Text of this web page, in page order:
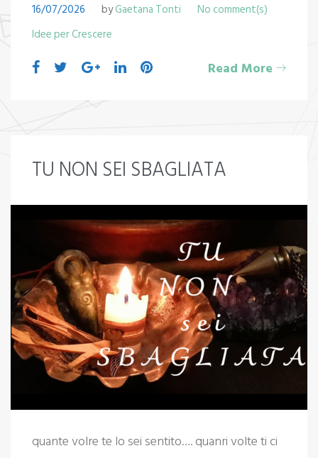
16/07/2026 byGaetana Tonti
No comment(s)
Idee per Crescere
Read More
TU NON SEI SBAGLIATA
quante volre te lo sei sentito…. quanri volte ti ci